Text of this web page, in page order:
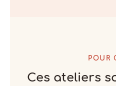
POUR
Ces ateliers